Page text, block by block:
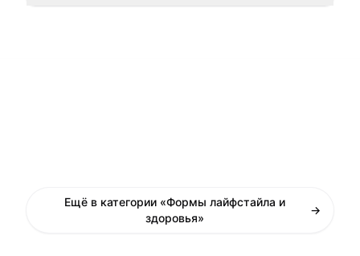
Ещё в категории «Формы лайфстайла и
здоровья»
→